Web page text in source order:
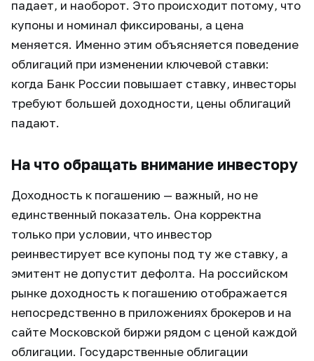
падает, и наоборот. Это происходит потому, что
купоны и номинал фиксированы, а цена
меняется. Именно этим объясняется поведение
облигаций при изменении ключевой ставки:
когда Банк России повышает ставку, инвесторы
требуют большей доходности, цены облигаций
падают.
На что обращать внимание инвестору
Доходность к погашению — важный, но не
единственный показатель. Она корректна
только при условии, что инвестор
реинвестирует все купоны под ту же ставку, а
эмитент не допустит дефолта. На российском
рынке доходность к погашению отображается
непосредственно в приложениях брокеров и на
сайте Московской биржи рядом с ценой каждой
облигации. Государственные облигации